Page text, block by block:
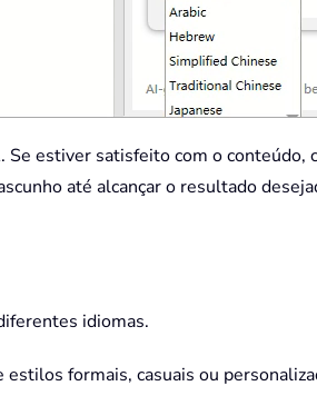
Se estiver satisfeito com o
até alcançar o resultado
idiomas.
estilos formais, casuais ou